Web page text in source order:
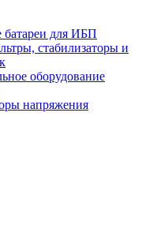
батареи для ИБП
стабилизаторы и
оборудование
напряжения